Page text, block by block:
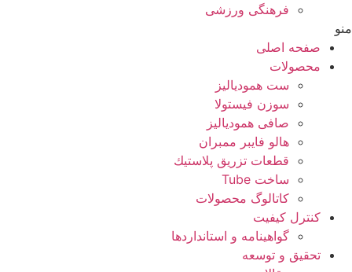
فرهنگی ورزشی
منو
صفحه اصلی
محصولات
ست همودیالیز
سوزن فیستولا
صافی همودیالیز
هالو فایبر ممبران
قطعات تزريق پلاستيك
ساخت Tube
کاتالوگ محصولات
کنترل کیفیت
گواهينامه و استانداردها
تحقيق و توسعه